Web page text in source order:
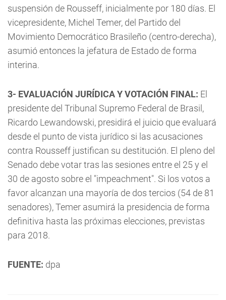
suspensión de Rousseff, inicialmente por 180 días. El
vicepresidente, Michel Temer, del Partido del
Movimiento Democrático Brasileño (centro-derecha),
asumió entonces la jefatura de Estado de forma
interina.
3- EVALUACIÓN JURÍDICA Y VOTACIÓN FINAL: El
presidente del Tribunal Supremo Federal de Brasil,
Ricardo Lewandowski, presidirá el juicio que evaluará
desde el punto de vista jurídico si las acusaciones
contra Rousseff justifican su destitución. El pleno del
Senado debe votar tras las sesiones entre el 25 y el
30 de agosto sobre el "impeachment". Si los votos a
favor alcanzan una mayoría de dos tercios (54 de 81
senadores), Temer asumirá la presidencia de forma
definitiva hasta las próximas elecciones, previstas
para 2018.
FUENTE: dpa